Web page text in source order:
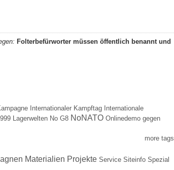
Folterbefürworter müssen öffentlich benannt und
Internationaler Kampftag Internationale
Lagerwelten No G8 NoNATO Onlinedemo gegen
more tags
Materialien Projekte Service Siteinfo Spezial